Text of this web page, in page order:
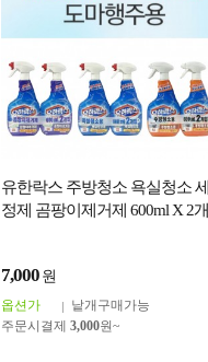
유한락스 주방청소 욕실청소 세
정제 곰팡이제거제 600ml X 2개
7,000 원
옵션가
낱개구매가능
주문시결제 3,000원~